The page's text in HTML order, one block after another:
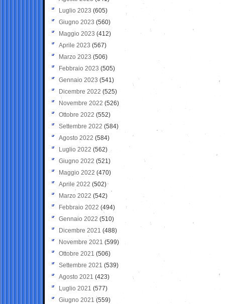
Luglio 2023 (605)
Giugno 2023 (560)
Maggio 2023 (412)
Aprile 2023 (567)
Marzo 2023 (506)
Febbraio 2023 (505)
Gennaio 2023 (541)
Dicembre 2022 (525)
Novembre 2022 (526)
Ottobre 2022 (552)
Settembre 2022 (584)
Agosto 2022 (584)
Luglio 2022 (562)
Giugno 2022 (521)
Maggio 2022 (470)
Aprile 2022 (502)
Marzo 2022 (542)
Febbraio 2022 (494)
Gennaio 2022 (510)
Dicembre 2021 (488)
Novembre 2021 (599)
Ottobre 2021 (506)
Settembre 2021 (539)
Agosto 2021 (423)
Luglio 2021 (577)
Giugno 2021(559)